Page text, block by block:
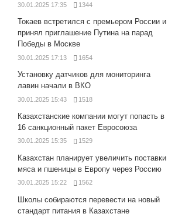
30.01.2025 17:35 1344
Токаев встретился с премьером России и
принял приглашение Путина на парад
Победы в Москве
30.01.2025 17:13 1654
Установку датчиков для мониторинга
лавин начали в ВКО
30.01.2025 15:43 1518
Казахстанские компании могут попасть в
16 санкционный пакет Евросоюза
30.01.2025 15:35 1529
Казахстан планирует увеличить поставки
мяса и пшеницы в Европу через Россию
30.01.2025 15:22 1562
Школы собираются перевести на новый
стандарт питания в Казахстане